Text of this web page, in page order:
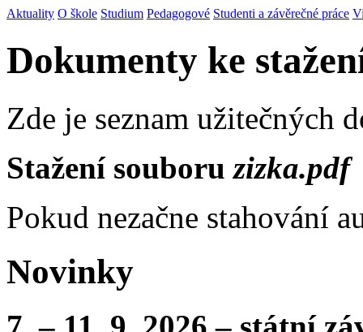
Aktuality O škole Studium Pedagogové Studenti a závěrečné práce
Dokumenty ke
Zde je seznam užitečných
Stažení souboruzizka.pdf
Pokud nezačne stahování
Novinky